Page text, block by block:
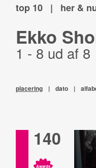
top 10 | her &
Ekko
1 - 8 ud af 8
placering | dato |
140
Awards